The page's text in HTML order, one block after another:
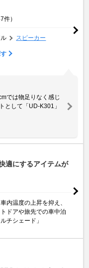
件）
スピーカー
では物足りなく感じ
として「UD-K301」
適にするアイテムが
内温度の上昇を抑え、
ドアや旅先での車中泊
チシェード」